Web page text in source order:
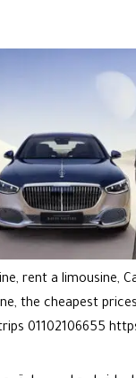
rent a limousine,
the cheapest
01102106655